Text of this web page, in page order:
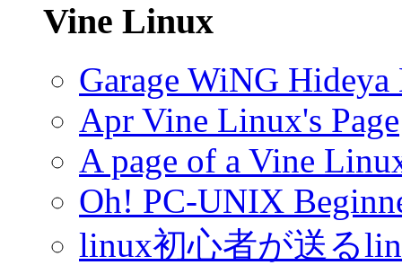
Vine Linux
Garage WiNG Hideya
Apr Vine Linux's Page
A page of a Vine
Oh! PC-UNIX
linux初心者が送る